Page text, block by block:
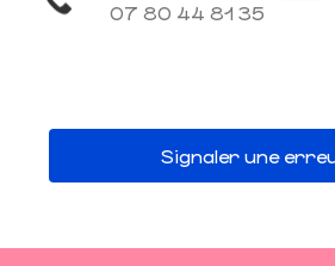
07 80 44 81 35
Signaler une